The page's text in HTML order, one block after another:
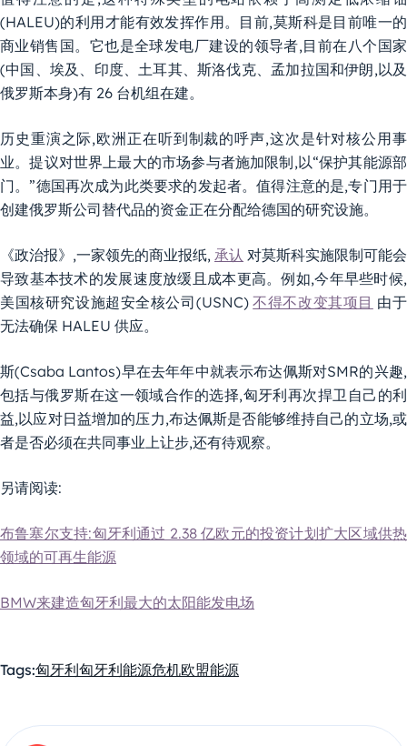
(HALEU)的利用才能有效发挥作用。目前,莫斯科是目前唯一的
商业销售国。它也是全球发电厂建设的领导者,目前在八个国家
(中国、埃及、印度、土耳其、斯洛伐克、孟加拉国和伊朗,以及
俄罗斯本身)有 26 台机组在建。
历史重演之际,欧洲正在听到制裁的呼声,这次是针对核公用事
业。提议对世界上最大的市场参与者施加限制,以“保护其能源部
门。”德国再次成为此类要求的发起者。值得注意的是,专门用于
创建俄罗斯公司替代品的资金正在分配给德国的研究设施。
《政治报》,一家领先的商业报纸, 承认 对莫斯科实施限制可能会
导致基本技术的发展速度放缓且成本更高。例如,今年早些时候,
美国核研究设施超安全核公司(USNC)不得不改变其项目 由于
无法确保 HALEU 供应。
斯(Csaba Lantos)早在去年年中就表示布达佩斯对SMR的兴趣,
包括与俄罗斯在这一领域合作的选择,匈牙利再次捍卫自己的利
益,以应对日益增加的压力,布达佩斯是否能够维持自己的立场,或
者是否必须在共同事业上让步,还有待观察。
另请阅读:
布鲁塞尔支持:匈牙利通过 2.38 亿欧元的投资计划扩大区域供热
领域的可再生能源
BMW来建造匈牙利最大的太阳能发电场
Tags:匈牙利匈牙利能源危机欧盟能源